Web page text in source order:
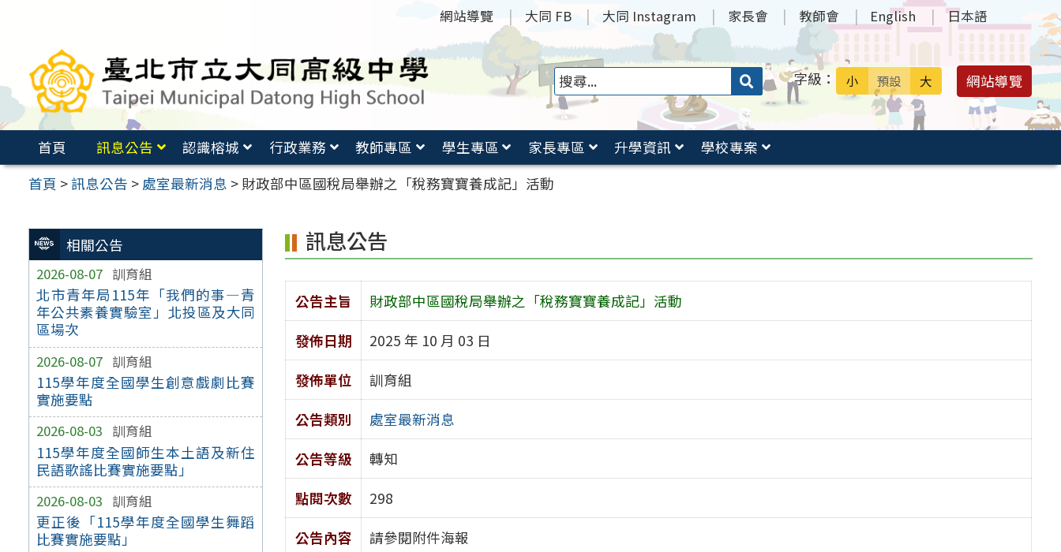
要
容
網站導覽 大同 FB 大同 Instagram 家長會 教師會 English 日本語
搜
送出 字級： 小 預設 大 網站導覽
首頁 訊息公告 認識榕城 行政業務 教師專區 學生專區 家長專區 升學資訊
學校專案
首頁 >訊息公告 > 處室最新消息 > 財政部中區國稅局舉辦之「稅務寶寶養成記」活動
相關公告
2026-08-07 訓育組
北市青年局115年「我們的事—青
年公共素養實驗室」北投區及大同
區場次
2026-08-07 訓育組
115學年度全國學生創意戲劇比賽
實施要點
2026-08-03 訓育組
115學年度全國師生本土語及新住
民語歌謠比賽實施要點」
2026-08-03 訓育組
更正後「115學年度全國學生舞蹈
比賽實施要點」
訊息公告
公告主旨
財政部中區國稅局舉辦之「稅務寶寶養成記」活動
發佈日期
2025 年 10 月 03 日
發佈單位
訓育組
公告類別
處室最新消息
公告等級
轉知
點閱次數
298
公告內容
請參閱附件海報